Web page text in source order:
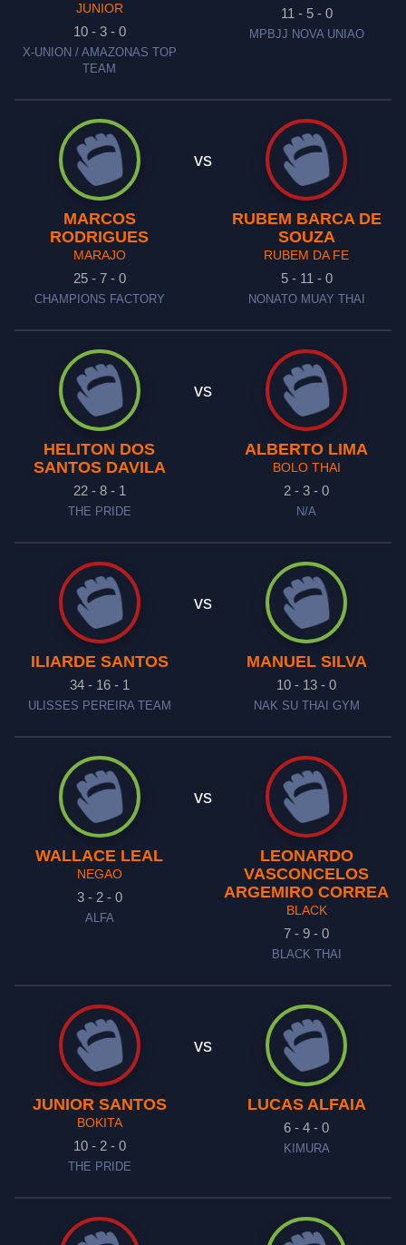
JUNIOR
10 - 3 - 0
X-UNION / AMAZONAS TOP
TEAM
11 - 5 - 0
MPBJJ NOVA UNIAO
MARCOS
RODRIGUES
MARAJO
25 - 7 - 0
CHAMPIONS FACTORY
vs
RUBEM BARCA DE
SOUZA
RUBEM DA FE
5 - 11 - 0
NONATO MUAY THAI
HELITON DOS
SANTOS DAVILA
22 - 8 - 1
THE PRIDE
vs
ALBERTO LIMA
BOLO THAI
2 - 3 - 0
N/A
ILIARDE SANTOS
34 - 16 - 1
ULISSES PEREIRA TEAM
vs
MANUEL SILVA
10 - 13 - 0
NAK SU THAI GYM
WALLACE LEAL
NEGAO
3 - 2 - 0
ALFA
vs
LEONARDO
VASCONCELOS
ARGEMIRO CORREA
BLACK
7 - 9 - 0
BLACK THAI
JUNIOR SANTOS
BOKITA
10 - 2 - 0
THE PRIDE
vs
LUCAS ALFAIA
6 - 4 - 0
KIMURA